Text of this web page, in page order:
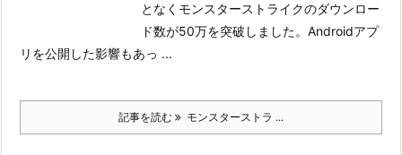
となくモンスターストライクのダウンロー
ド数が50万を突破しました。Androidアプ
リを公開した影響もあっ ...
記事を読む モンスターストラ ...